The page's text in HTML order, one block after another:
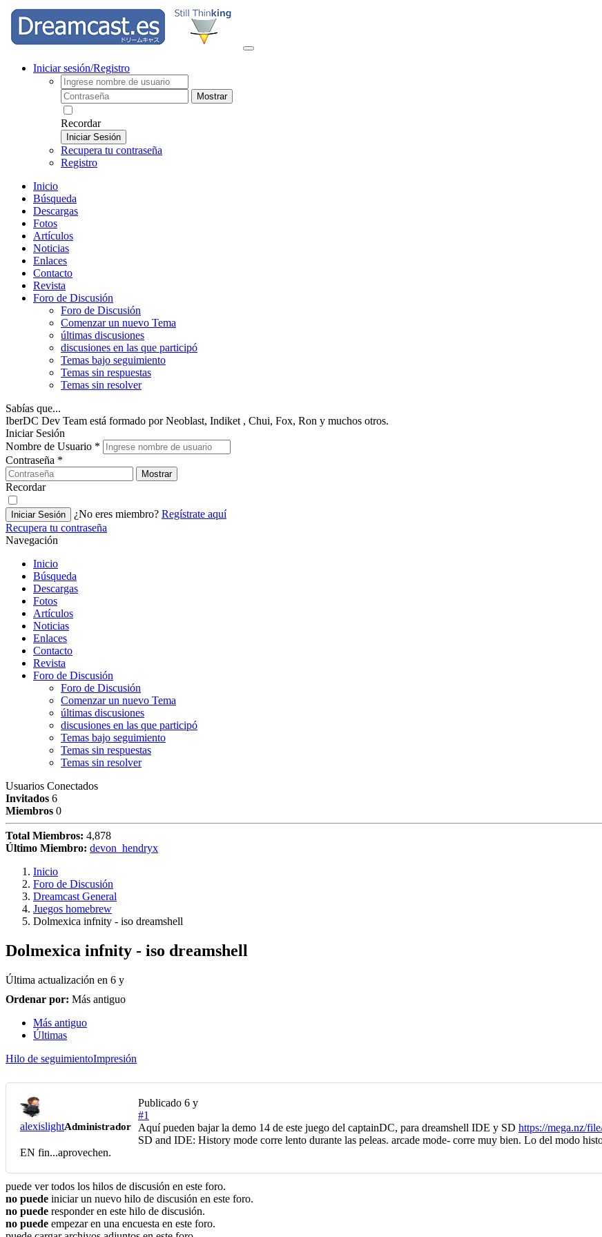
Iniciar sesión/Registro
Mostrar
Recordar
Iniciar Sesión
Recupera tu contraseña
Registro
Inicio
Búsqueda
Descargas
Fotos
Artículos
Noticias
Enlaces
Contacto
Revista
Foro de Discusión
Foro de Discusión
Comenzar un nuevo Tema
últimas discusiones
discusiones en las que participó
Temas bajo seguimiento
Temas sin respuestas
Temas sin resolver
Sabías que...
IberDC Dev Team está formado por Neoblast, Indiket , Chui, Fox, Ron y muchos otros.
Iniciar Sesión
Nombre de Usuario *
Contraseña *
Mostrar
Recordar
Iniciar Sesión ¿No eres miembro? Regístrate aquí
Recupera tu contraseña
Navegación
Inicio
Búsqueda
Descargas
Fotos
Artículos
Noticias
Enlaces
Contacto
Revista
Foro de Discusión
Foro de Discusión
Comenzar un nuevo Tema
últimas discusiones
discusiones en las que participó
Temas bajo seguimiento
Temas sin respuestas
Temas sin resolver
Usuarios Conectados
Invitados 6
Miembros 0
Total Miembros: 4,878
Último Miembro: devon_hendryx
Inicio
Foro de Discusión
Dreamcast General
Juegos homebrew
Dolmexica infnity - iso dreamshell
Dolmexica infnity - iso dreamshell
Última actualización en 6 y
Ordenar por: Más antiguo
Más antiguo
Últimas
Hilo de seguimientoImpresión
alexislightAdministrador
Publicado 6 y
#1
Aquí pueden bajar la demo 14 de este juego del captainDC, para dreamshell IDE y SD https://mega.nz/
SD and IDE: History mode corre lento durante las peleas. arcade mode- corre muy bien. Lo del modo
EN fin...aprovechen.
puede ver todos los hilos de discusión en este foro.
no puede iniciar un nuevo hilo de discusión en este foro.
no puede responder en este hilo de discusión.
no puede empezar en una encuesta en este foro.